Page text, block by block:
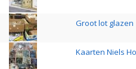
Groot lot glazen
Kaarten Niels